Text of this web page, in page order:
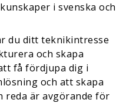
i svenska och
du ditt teknikintresse
och skapa
få fördjupa dig i
och att skapa
reda är avgörande för